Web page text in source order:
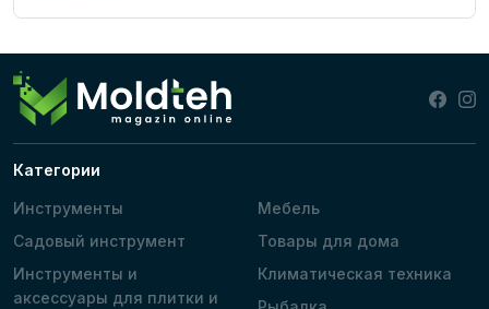
Категории
Инструменты
Садовый инструмент
Инструменты и
аксессуары для плитки и
Мебель
Товары для дома
Климатическая техника